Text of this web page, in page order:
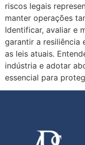
riscos legais
manter operações
Identificar, avaliar e
garantir a resiliência
as leis atuais.
indústria e adotar
essencial para